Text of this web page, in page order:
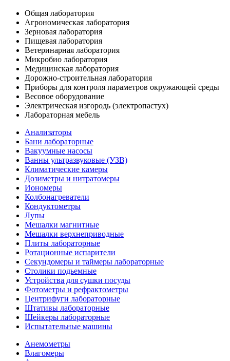
Общая лаборатория
Агрономическая лаборатория
Зерновая лаборатория
Пищевая лаборатория
Ветеринарная лаборатория
Микробио лаборатория
Медицинская лаборатория
Дорожно-строительная лаборатория
Приборы для контроля параметров окружающей среды
Весовое оборудование
Электрическая изгородь (электропастух)
Лабораторная мебель
Анализаторы
Бани лабораторные
Вакуумные насосы
Ванны ультразвуковые (УЗВ)
Климатические камеры
Дозиметры и нитратомеры
Иономеры
Колбонагреватели
Кондуктометры
Лупы
Мешалки магнитные
Мешалки верхнеприводные
Плиты лабораторные
Ротационные испарители
Секундомеры и таймеры лабораторные
Столики подьемные
Устройства для сушки посуды
Фотометры и рефрактометры
Центрифуги лабораторные
Штативы лабораторные
Шейкеры лабораторные
Испытательные машины
Анемометры
Влагомеры